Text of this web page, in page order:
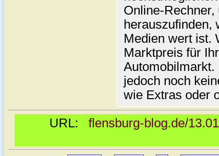
Online-
herauszufinden,
Medien wert ist.
Marktpreis für
jedoch noch
wie Extras oder
URL: flensburg-blog.de/